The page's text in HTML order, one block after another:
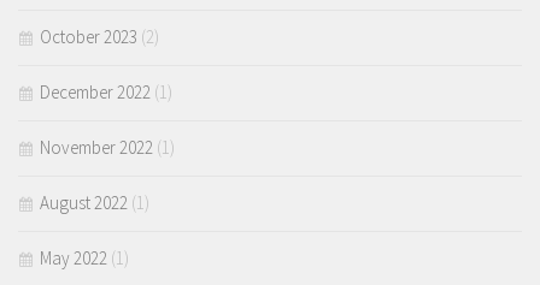
October 2023 (2)
December 2022 (1)
November 2022 (1)
August 2022 (1)
May 2022 (1)